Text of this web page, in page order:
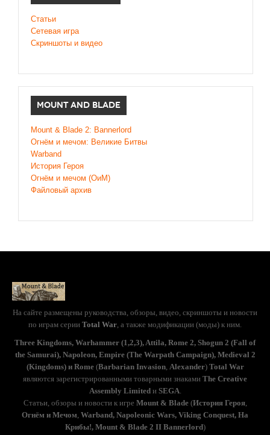
Статьи
Сетевая игра
Скриншоты и видео
MOUNT AND BLADE
Mount & Blade 2: Bannerlord
Огнём и мечом: Великие Битвы
Warband
История Героя
Огнём и мечом (ОиМ)
Файловый архив
На сайте размещены руководства, обзоры, видео, скриншоты и новости
по играм серии Total War, а также модификации (моды) к ним.
Three Kingdoms, Warhammer (1,2,3), Attila, Rome 2, Shogun 2 (Fall of
the Samurai), Napoleon, Empire (The Warpath Campaign), Medieval 2
(Kingdoms) и Rome (Barbarian Invasion, Alexander)Total War
являются зарегистрированными товарными знаками The Creative
Assembly Limitedи SEGA.
Статьи, обзоры и новости к игре Mount & Blade(История Героя,
Огнём и Мечом, Warband, Napoleonic Wars, Viking Conquest, На
Крибы!, Mount & Blade 2 II Bannerlord)